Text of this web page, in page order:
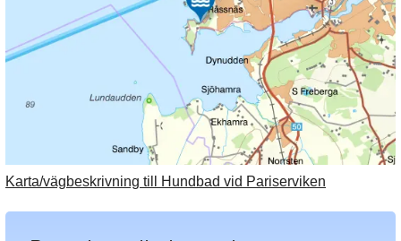
Karta/vägbeskrivning till Hundbad vid Pariserviken